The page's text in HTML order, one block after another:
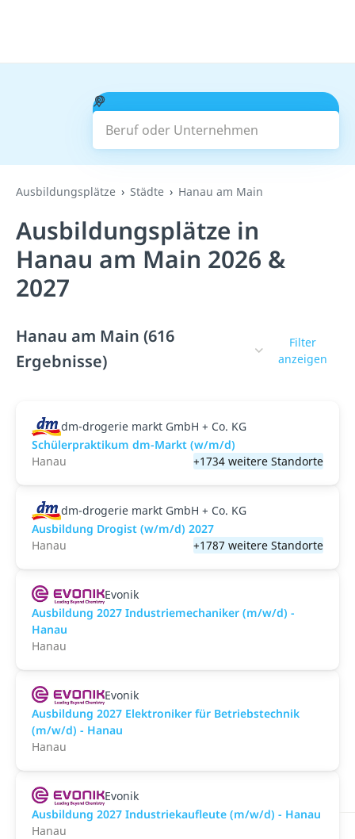
Beruf oder Unternehmen
Suchen
Ausbildungsplätze Städte Hanau am Main
Ausbildungsplätze in
Hanau am Main 2026 &
2027
Hanau am Main (616
Ergebnisse)
Filter
anzeigen
dm-drogerie markt GmbH + Co. KG
Schülerpraktikum dm-Markt (w/m/d)
Hanau
+1734 weitere Standorte
dm-drogerie markt GmbH + Co. KG
Ausbildung Drogist (w/m/d) 2027
Hanau
+1787 weitere Standorte
Evonik
Ausbildung 2027 Industriemechaniker (m/w/d) -
Hanau
Hanau
Evonik
Ausbildung 2027 Elektroniker für Betriebstechnik
(m/w/d) - Hanau
Hanau
Evonik
Ausbildung 2027 Industriekaufleute (m/w/d) - Hanau
Hanau